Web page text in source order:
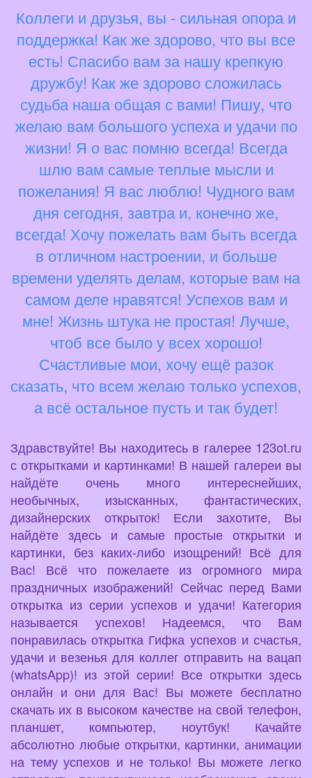
Коллеги и друзья, вы - сильная опора и
поддержка! Как же здорово, что вы все
есть! Спасибо вам за нашу крепкую
дружбу! Как же здорово сложилась
судьба наша общая с вами! Пишу, что
желаю вам большого успеха и удачи по
жизни! Я о вас помню всегда! Всегда
шлю вам самые теплые мысли и
пожелания! Я вас люблю! Чудного вам
дня сегодня, завтра и, конечно же,
всегда! Хочу пожелать вам быть всегда
в отличном настроении, и больше
времени уделять делам, которые вам на
самом деле нравятся! Успехов вам и
мне! Жизнь штука не простая! Лучше,
чтоб все было у всех хорошо!
Счастливые мои, хочу ещё разок
сказать, что всем желаю только успехов,
а всё остальное пусть и так будет!
Здравствуйте! Вы находитесь в галерее 123ot.ru
с открытками и картинками! В нашей галереи вы
найдёте очень много интереснейших,
необычных, изысканных, фантастических,
дизайнерских открыток! Если захотите, Вы
найдёте здесь и самые простые открытки и
картинки, без каких-либо изощрений! Всё для
Вас! Всё что пожелаете из огромного мира
праздничных изображений! Сейчас перед Вами
открытка из серии успехов и удачи! Категория
называется успехов! Надеемся, что Вам
понравилась открытка Гифка успехов и счастья,
удачи и везенья для коллег отправить на вацап
(whatsApp)! из этой серии! Все открытки здесь
онлайн и они для Вас! Вы можете бесплатно
скачать их в высоком качестве на свой телефон,
планшет, компьютер, ноутбук! Качайте
абсолютно любые открытки, картинки, анимации
на тему успехов и не только! Вы можете легко